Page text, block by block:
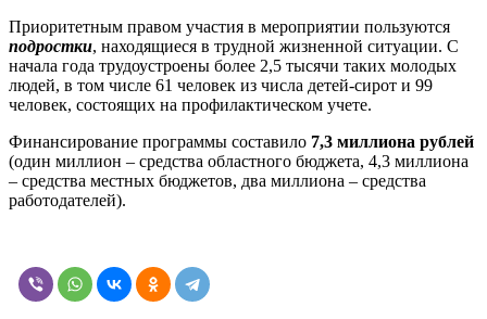
Приоритетным правом участия в мероприятии пользуются
подростки, находящиеся в трудной жизненной ситуации. С
начала года трудоустроены более 2,5 тысячи таких молодых
людей, в том числе 61 человек из числа детей-сирот и 99
человек, состоящих на профилактическом учете.
Финансирование программы составило 7,3 миллиона рублей
(один миллион – средства областного бюджета, 4,3 миллиона
– средства местных бюджетов, два миллиона – средства
работодателей).